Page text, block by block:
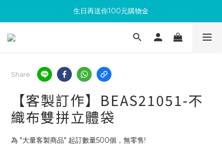
滿300回饋10%購物金
生日再送你100元購物金
加入成為新會員 馬上領取50元購物金
Share
【客製訂作】BEAS21051-不
織布雙拼立體袋
為 "大量客製商品" 起訂數量500個，無零售!